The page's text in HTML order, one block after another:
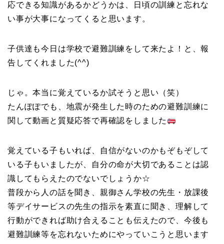
応できる知識があるかどうかは、日頃の訓練と忘れな
い事が大事になってくると思います。
子供達も今日は学校で避難訓練をして来たよ！と、報
告してくれました(^^)
じゃ。本当に覚えているか試そうと思い（笑）
たんぽぽでも、地震が発生した時のための避難訓練に
関して動画と質疑応答で再確認をしました
覚えている子もいれば、自信がないのかもぞもぞして
いる子もいましたが、自分の命が大切であることは認
識してもらえたのでないでしょうか☆
普段から人の話を聞き、親御さん学校の先生・放課後
等デイサービスの先生の指示を素直に聞き、理解して
行動ができれば助け合えることも伝えたので、今後も
避難訓練等を忘れないためにやっていこうと思います